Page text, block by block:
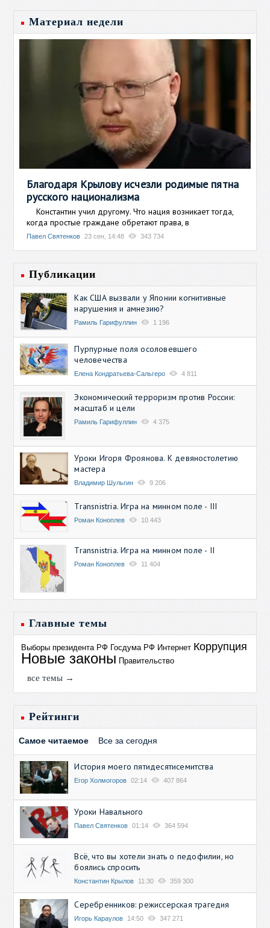
Материал недели
Благодаря Крылову исчезли родимые пятна
русского национализма
Константин учил другому. Что нация возникает тогда,
когда простые граждане обретают права, в
Павел Святенков 23 сен, 14:48 343 734
Публикации
Как США вызвали у Японии когнитивные
нарушения и амнезию?
Рамиль Гарифуллин 1 196
Пурпурные поля осоловевшего
человечества
Елена Кондратьева-Сальгеро 4 811
Экономический терроризм против России:
масштаб и цели
Рамиль Гарифуллин 4 375
Уроки Игоря Фроянова. К девяностолетию
мастера
Владимир Шульгин 9 206
Transnistria. Игра на минном поле - III
Роман Коноплев 10 443
Transnistria. Игра на минном поле - II
Роман Коноплев 11 404
Главные темы
Выборы президента РФ Госдума РФ Интернет Коррупция
Новые законы Правительство
все темы →
Рейтинги
Самое читаемое Все за сегодня
История моего пятидесятисемитства
Егор Холмогоров 02:14 407 864
Уроки Навального
Павел Святенков 01:14 364 594
Всё, что вы хотели знать о педофилии, но
боялись спросить
Константин Крылов 11:30 359 300
Серебренников: режиссерская трагедия
Игорь Караулов 14:50 347 271